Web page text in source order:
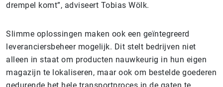
drempel komt”, adviseert Tobias Wölk.
Slimme oplossingen maken ook een geïntegreerd
leveranciersbeheer mogelijk. Dit stelt bedrijven niet
alleen in staat om producten nauwkeurig in hun eigen
magazijn te lokaliseren, maar ook om bestelde goederen